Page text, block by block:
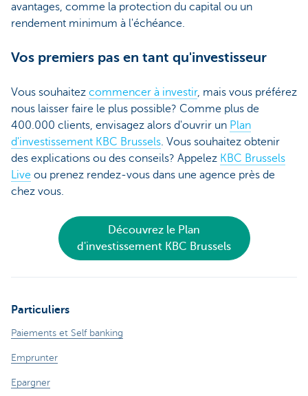
avantages, comme la protection du capital ou un
rendement minimum à l'échéance.
Vos premiers pas en tant qu'investisseur
Vous souhaitez commencer à investir, mais vous préférez
nous laisser faire le plus possible? Comme plus de
400.000 clients, envisagez alors d'ouvrir un Plan
d'investissement KBC Brussels. Vous souhaitez obtenir
des explications ou des conseils? Appelez KBC Brussels
Live ou prenez rendez-vous dans une agence près de
chez vous.
Découvrez le Plan
d'investissement KBC Brussels
Particuliers
Paiements et Self banking
Emprunter
Epargner